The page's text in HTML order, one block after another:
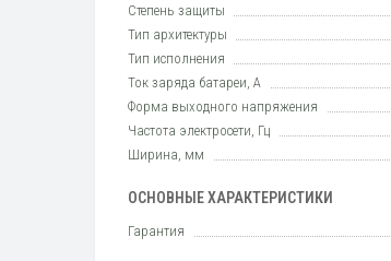
Степень защиты
Тип архитектуры
Тип исполнения
Ток заряда батареи, А
Форма выходного напряжения
Частота электросети, Гц
Ширина, мм
ОСНОВНЫЕ ХАРАКТЕРИСТИКИ
Гарантия